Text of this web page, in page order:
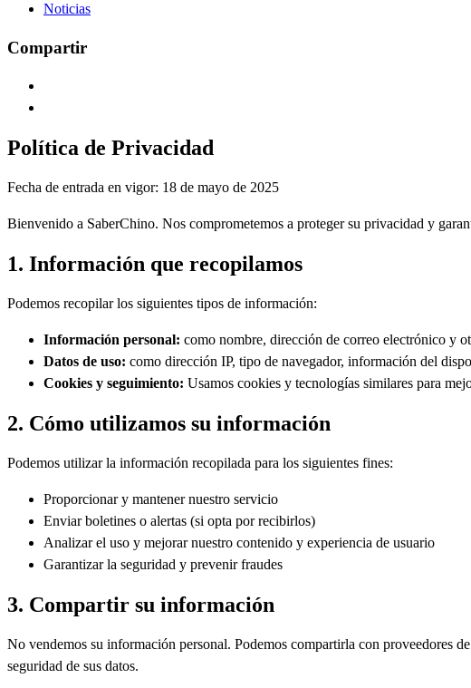
Noticias
Compartir
Política de Privacidad
Fecha de entrada en vigor: 18 de mayo de 2025
Bienvenido a SaberChino. Nos comprometemos a proteger su privacidad y
1. Información que recopilamos
Podemos recopilar los siguientes tipos de información:
Información personal: como nombre, dirección de correo electrónico y
Datos de uso: como dirección IP, tipo de navegador, información del
Cookies y seguimiento: Usamos cookies y tecnologías similares para
2. Cómo utilizamos su información
Podemos utilizar la información recopilada para los siguientes fines:
Proporcionar y mantener nuestro servicio
Enviar boletines o alertas (si opta por recibirlos)
Analizar el uso y mejorar nuestro contenido y experiencia de usuario
Garantizar la seguridad y prevenir fraudes
3. Compartir su información
No vendemos su información personal. Podemos compartirla con proveedores
seguridad de sus datos.